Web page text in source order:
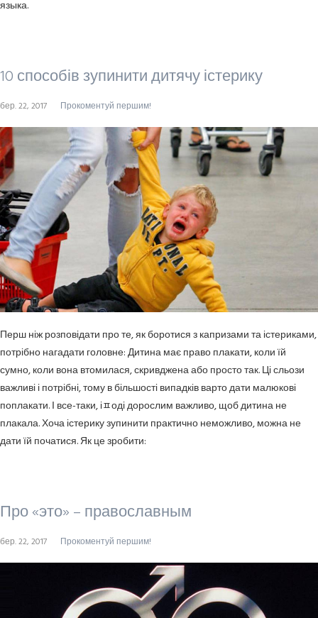
языка.
10 способів зупинити дитячу істерику
бер. 22, 2017 Прокоментуй першим!
Перш ніж розповідати про те, як боротися з капризами та істериками,
потрібно нагадати головне: Дитина має право плакати, коли їй
сумно, коли вона втомилася, скривджена або просто так. Ці сльози
важливі і потрібні, тому в більшості випадків варто дати малюкові
поплакати. І все-таки, іﾽоді дорослим важливо, щоб дитина не
плакала. Хоча істерику зупинити практично неможливо, можна не
дати їй початися. Як це зробити:
Про «это» – православным
бер. 22, 2017 Прокоментуй першим!